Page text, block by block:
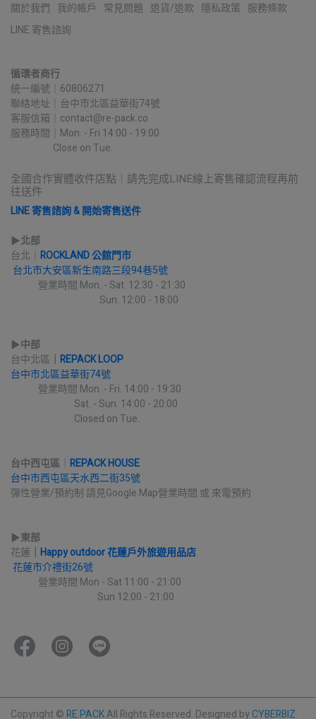
關於我們 我的帳戶 常見問題 退貨/退款 隱私政策 服務條款
LINE 寄售諮詢
循環者商行
統一編號｜60806271
聯絡地址｜台中市北區益華街74號
客服信箱｜contact@re-pack.co
服務時間｜Mon. - Fri 14:00 - 19:00
Close on Tue.
全國合作實體收件店點｜請先完成LINE線上寄售確認流程再前
往送件
LINE 寄售諮詢 & 開始寄售送件
▶︎北部
台北｜ ROCKLAND 公館門市
台北市大安區新生南路三段94巷5號
營業時間 Mon. - Sat. 12:30 - 21:30
Sun. 12:00 - 18:00
▶︎中部
台中北區
REPACK LOOP
台中市北區益華街74號
營業時間 Mon. - Fri. 14:00 - 19:30
Sat. - Sun. 14:00 - 20:00
Closed on Tue.
台中西屯區
REPACK HOUSE
台中市西屯區天水西二街35號
彈性營業/預約制 請見Google Map營業時間 或 來電預約
▶︎東部
花蓮
Happy outdoor 花蓮戶外旅遊用品店
花蓮市介禮街26號
營業時間 Mon - Sat 11:00 - 21:00
Sun 12:00 - 21:00
Copyright ©RE.PACKAll Rights Reserved. Designed byCYBERBIZ.